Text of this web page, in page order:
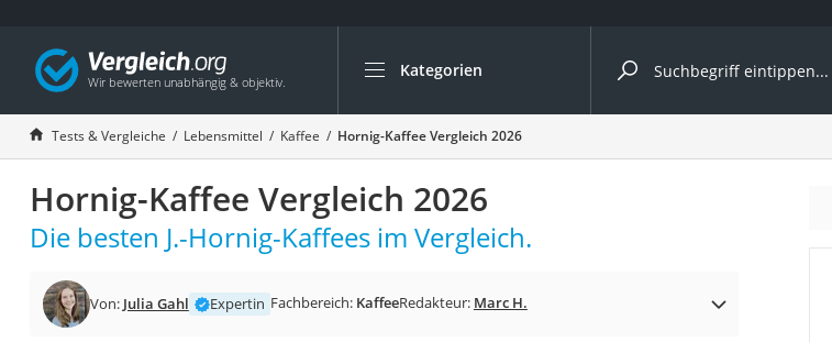
Kategorien
Die beliebtesten Vergleiche nach Kategorie
Lebensmittel
Schwarzkümmelöl
Knäckebrot
Schwarzkümmelöl-Kapseln
Eiklar
Tests & Vergleiche Lebensmittel Kaffee Hornig-Kaffee Vergleich 2026
Hornig-Kaffee Vergleich 2026
Die besten J.-Hornig-Kaffees im Vergleich.
Von: Julia Gahl Expertin Fachbereich: KaffeeRedakteur: Marc H.